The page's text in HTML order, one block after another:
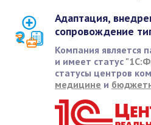
Адаптация,
сопровождение
Компания является
и имеет статус
статусы центров
медицине и